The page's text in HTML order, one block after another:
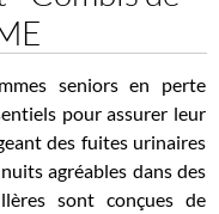
seniors en perte
pour assurer leur
des fuites urinaires
agréables dans des
sont conçues de